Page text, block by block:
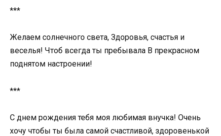
***
Желаем солнечного света, Здоровья, счастья и
веселья! Чтоб всегда ты пребывала В прекрасном
поднятом настроении!
***
С днем рождения тебя моя любимая внучка! Очень
хочу чтобы ты была самой счастливой, здоровенькой